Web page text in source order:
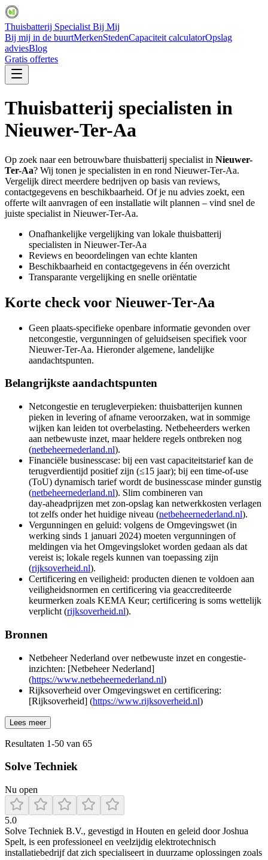
Thuisbatterij Specialist Bij Mij
Bij mij in de buurtMerkenStedenCapaciteit calculatorOpslag
adviesBlog
Gratis offertes
Thuisbatterij specialisten in
Nieuwer-Ter-Aa
Op zoek naar een betrouwbare thuisbatterij specialist in Nieuwer-
Ter-Aa? Wij tonen je specialisten in en rond Nieuwer-Ter-Aa.
Vergelijk direct meerdere bedrijven op basis van reviews,
contactgegevens en beschikbaarheid. Of je nu advies zoekt, een
offerte wilt aanvragen of een installatie wilt plannen – vind snel de
juiste specialist in Nieuwer-Ter-Aa.
Onafhankelijke vergelijking van lokale thuisbatterij
specialisten in Nieuwer-Ter-Aa
Reviews en beoordelingen van echte klanten
Beschikbaarheid en contactgegevens in één overzicht
Transparante vergelijking en snelle oriëntatie
Korte check voor Nieuwer-Ter-Aa
Geen plaats‑specifieke openbare informatie gevonden over
netcongestie, vergunningen of geluidseisen specifiek voor
Nieuwer‑Ter‑Aa. Hieronder algemene, landelijke
aandachtspunten.
Belangrijkste aandachtspunten
Netcongestie en terugleverpieken: thuisbatterijen kunnen
pieken in levering of afname veroorzaken, wat in sommige
wijken kan leiden tot overbelasting. Netbeheerders werken
aan netbewuste inzet, maar heldere regels ontbreken nog
(netbeheernederland.nl).
Financiële businesscase: bij een vast capaciteitstarief kan de
terugverdientijd positief zijn (≤15 jaar); bij een time‑of‑use
(ToU) dynamisch tarief wordt de businesscase minder gunstig
(netbeheernederland.nl). Slim combineren van
day‑aheadprijzen met zon-opslag kan netwerkkosten verlagen
tot zelfs onder het huidige niveau (netbeheernederland.nl).
Vergunningen en geluid: volgens de Omgevingswet (in
werking sinds 1 januari 2024) moeten vergunningen of
meldingen via het Omgevingsloket worden gedaan als dat
vereist is; lokale regels kunnen van toepassing zijn
(rijksoverheid.nl).
Certificering en veiligheid: producten dienen te voldoen aan
veiligheidsnormen en certificering via geaccrediteerde
keurmerken zoals KEMA Keur; certificering is soms wettelijk
verplicht (rijksoverheid.nl).
Bronnen
Netbeheer Nederland over netbewuste inzet en congestie-
inzichten: [Netbeheer Nederland]
(https://www.netbeheernederland.nl)
Rijksoverheid over Omgevingswet en certificering:
[Rijksoverheid] (https://www.rijksoverheid.nl)
Lees meer
Resultaten 1-50 van 65
Solve Techniek
Nu open
5.0
Solve Techniek B.V., gevestigd in Houten en geleid door Joshua
Spelt, is een professioneel en veelzijdig elektrotechnisch
installatiebedrijf dat zich specialiseert in duurzame oplossingen zoals